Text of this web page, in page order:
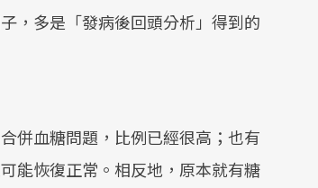
，多是「發病後回頭分析」得到的
併血糖問題，比例已經很高；也有
能恢復正常。相反地，原本就有糖